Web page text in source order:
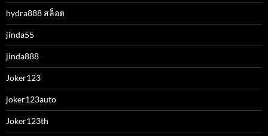
hydra888 สล็อต
jinda55
jinda888
Joker123
joker123auto
Joker123th